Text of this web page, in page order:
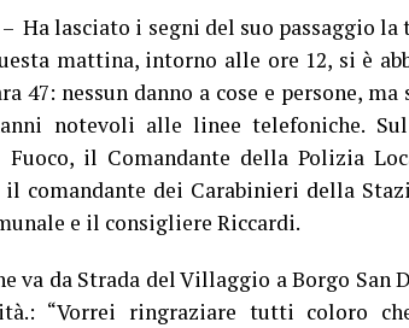
– Ha lasciato i segni del suo passaggio la
mattina, intorno alle ore 12, si è
47: nessun danno a cose e persone, ma
notevoli alle linee telefoniche.
il Comandante della Polizia
comandante dei Carabinieri della
e il consigliere Riccardi.
va da Strada del Villaggio a Borgo San
“Vorrei ringraziare tutti coloro